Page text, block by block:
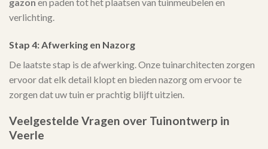
verlichting.
Stap 4: Afwerking en Nazorg
De laatste stap is de afwerking. Onze tuinarchitecten zorgen
ervoor dat elk detail klopt en bieden nazorg om ervoor te
zorgen dat uw tuin er prachtig blijft uitzien.
Veelgestelde Vragen over Tuinontwerp in
Veerle